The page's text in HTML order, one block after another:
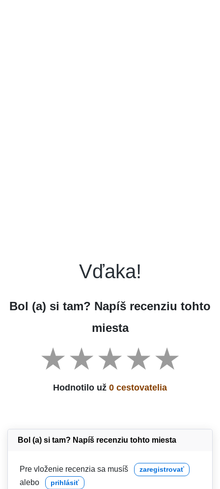
Vďaka!
Bol (a) si tam? Napíš recenziu tohto
miesta
Hodnotilo už 0 cestovatelia
Bol (a) si tam? Napíš recenziu tohto miesta
Pre vloženie recenzia sa musíš zaregistrovať
alebo prihlásiť